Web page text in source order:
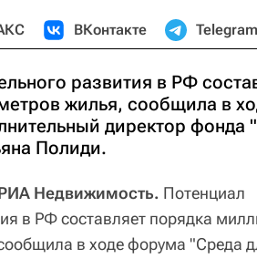
ВКонтакте Telegram
развития в РФ
жилья, сообщила в
директор фонда
Полиди.
Недвижимость. Потенциал
в РФ составляет порядка
в ходе форума "Среда